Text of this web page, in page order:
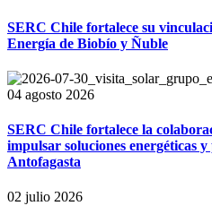
SERC Chile fortalece su
Energía de Biobío y Ñuble
04 agosto 2026
SERC Chile fortalece la
impulsar soluciones energéticas
Antofagasta
02 julio 2026